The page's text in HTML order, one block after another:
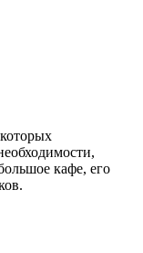
кафе, его